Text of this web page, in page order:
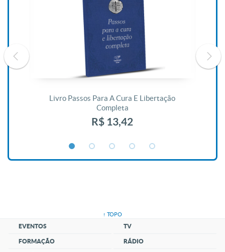
Livro Passos Para A Cura E Libertação
Completa
R$ 13,42
↑ TOPO
EVENTOS
FORMAÇÃO
TV
RÁDIO